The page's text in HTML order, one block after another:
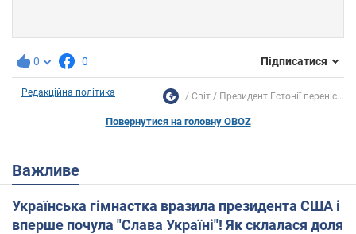
0 0 Підписатися
Редакційна політика Світ Президент Естонії переніс...
Повернутися на головну OBOZ
Важливе
Українська гімнастка вразила президента США і
вперше почула "Слава Україні"! Як склалася доля